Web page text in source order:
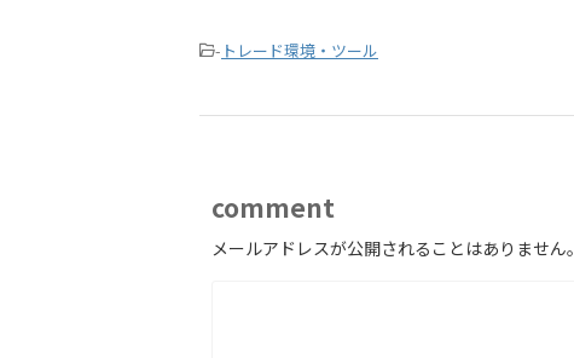
- トレード環境・ツール
comment
メールアドレスが公開されることはありません。